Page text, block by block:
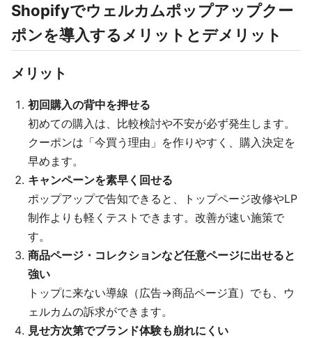
Shopifyでウェルカムポップアップクー
ポンを導入するメリットとデメリット
メリット
初回購入の背中を押せる
初めての購入は、比較検討や不安が必ず発生します。
クーポンは「今買う理由」を作りやすく、購入決定を
早めます。
キャンペーンを素早く回せる
ポップアップで告知できると、トップページ改修やLP
制作よりも軽くテストできます。改善が速い施策で
す。
商品ページ・コレクションなど任意ページに出せると
強い
トップに来ない導線（広告→商品ページ直）でも、ウ
ェルカムの訴求ができます。
見せ方次第でブランド体験も崩れにくい